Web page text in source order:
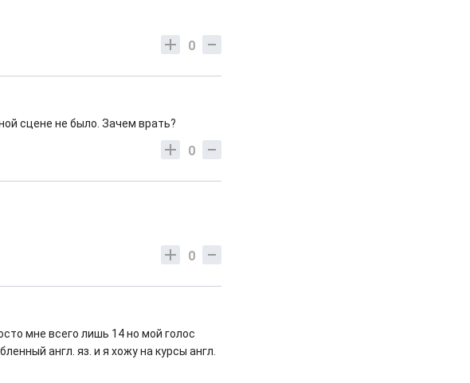
0
сцене не было. Зачем врать?
0
0
мне всего лишь 14 но мой голос
англ. яз. и я хожу на курсы англ.